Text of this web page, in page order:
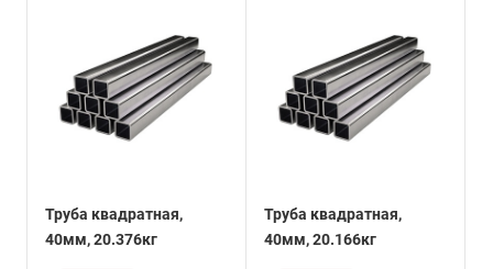
Труба квадратная,
40мм, 20.376кг
Труба квадратная,
40мм, 20.166кг